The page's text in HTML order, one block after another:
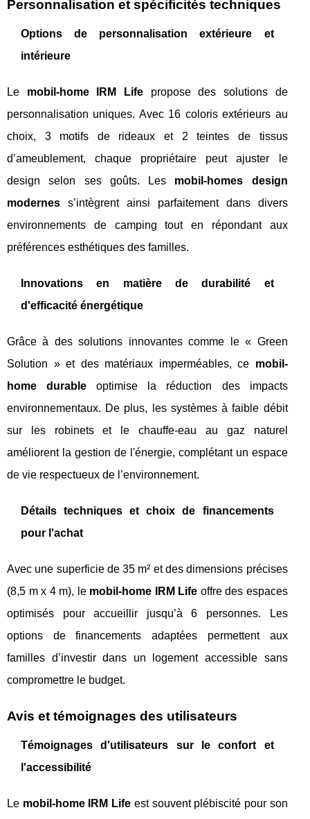
Personnalisation et spécificités techniques
Options de personnalisation extérieure et
intérieure
Le mobil-home IRM Lifepropose des solutions de
personnalisation uniques. Avec 16 coloris extérieurs au
choix, 3 motifs de rideaux et 2 teintes de tissus
d’ameublement, chaque propriétaire peut ajuster le
design selon ses goûts. Les mobil-homes design
modernes s’intègrent ainsi parfaitement dans divers
environnements de camping tout en répondant aux
préférences esthétiques des familles.
Innovations en matière de durabilité et
d'efficacité énergétique
Grâce à des solutions innovantes comme le « Green
Solution » et des matériaux imperméables, ce mobil-
home durable optimise la réduction des impacts
environnementaux. De plus, les systèmes à faible débit
sur les robinets et le chauffe-eau au gaz naturel
améliorent la gestion de l'énergie, complétant un espace
de vie respectueux de l’environnement.
Détails techniques et choix de financements
pour l'achat
Avec une superficie de 35 m² et des dimensions précises
(8,5 m x 4 m), le mobil-home IRM Life offre des espaces
optimisés pour accueillir jusqu’à 6 personnes. Les
options de financements adaptées permettent aux
familles d’investir dans un logement accessible sans
compromettre le budget.
Avis et témoignages des utilisateurs
Témoignages d'utilisateurs sur le confort et
l'accessibilité
Le mobil-home IRM Life est souvent plébiscité pour son